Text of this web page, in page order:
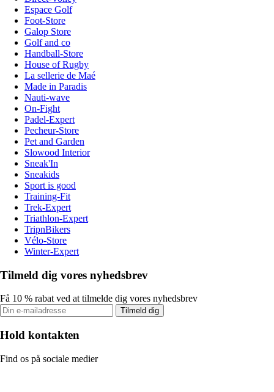
Espace Golf
Foot-Store
Galop Store
Golf and co
Handball-Store
House of Rugby
La sellerie de Maé
Made in Paradis
Nauti-wave
On-Fight
Padel-Expert
Pecheur-Store
Pet and Garden
Slowood Interior
Sneak'In
Sneakids
Sport is good
Training-Fit
Trek-Expert
Triathlon-Expert
TripnBikers
Vélo-Store
Winter-Expert
Tilmeld dig vores nyhedsbrev
Få 10 % rabat ved at tilmelde dig vores nyhedsbrev
Tilmeld dig
Hold kontakten
Find os på sociale medier